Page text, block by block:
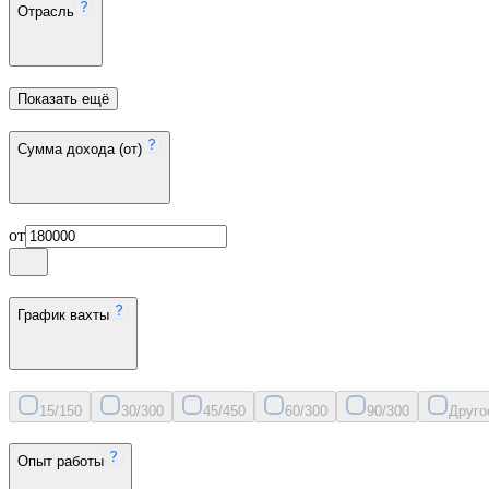
Отрасль
Показать ещё
Сумма дохода (от)
от
График вахты
15/150 30/300 45/450 60/300 90/300
Опыт работы